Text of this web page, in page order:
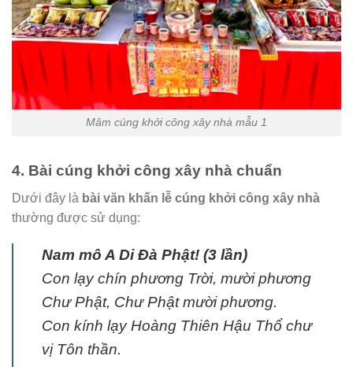
Mâm cúng khởi công xây nhà mẫu 1
4. Bài cúng khởi công xây nhà chuẩn
Dưới đây là bài văn khấn lễ cúng khởi công xây nhà
thường được sử dụng:
Nam mô A Di Đà Phật! (3 lần)
Con lạy chín phương Trời, mười phương
Chư Phật, Chư Phật mười phương.
Con kính lạy Hoàng Thiên Hậu Thổ chư
vị Tôn thần.